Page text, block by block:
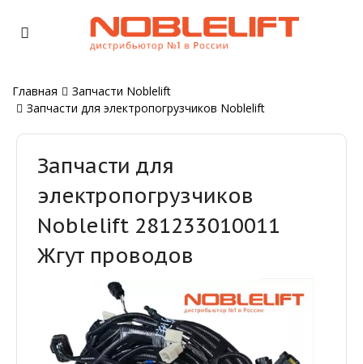
Главная
Запчасти Noblelift
Запчасти для электропогрузчиков Noblelift
Запчасти для
электропогрузчиков
Noblelift 281233010011
Жгут проводов